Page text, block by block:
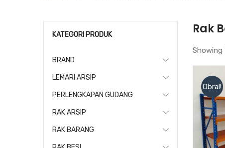
Rak
Showing
Obral!
KATEGORI PRODUK
BRAND
LEMARI ARSIP
PERLENGKAPAN GUDANG
RAK ARSIP
RAK BARANG